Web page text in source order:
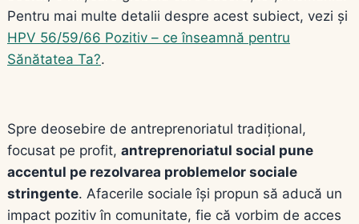
Pentru mai multe detalii despre acest subiect, vezi și
HPV 56/59/66 Pozitiv – ce înseamnă pentru
Sănătatea Ta?.
Spre deosebire de antreprenoriatul tradițional,
focusat pe profit, antreprenoriatul social pune
accentul pe rezolvarea problemelor sociale
stringente. Afacerile sociale își propun să aducă un
impact pozitiv în comunitate, fie că vorbim de acces